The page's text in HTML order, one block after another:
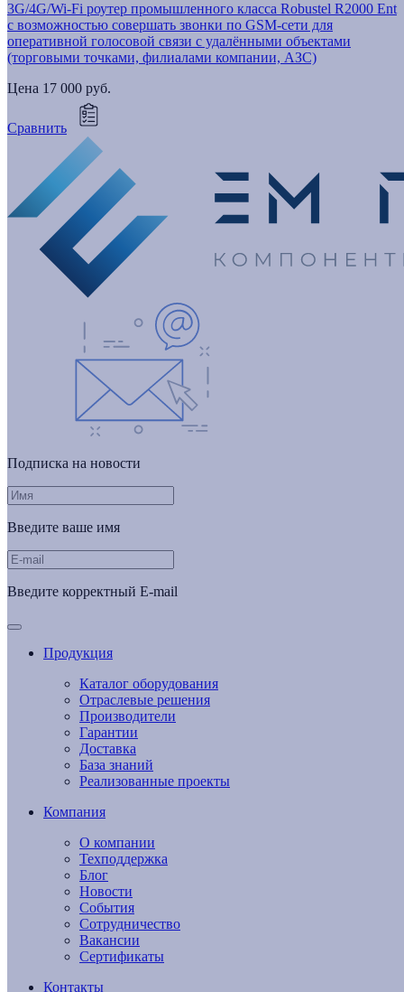
3G/4G/Wi-Fi роутер промышленного класса Robustel R2000 Ent
с возможностью совершать звонки по GSM-сети для
оперативной голосовой связи с удалёнными объектами
(торговыми точками, филиалами компании, АЗС)
Цена 17 000 руб.
Сравнить
Подписка на новости
Введите ваше имя
Введите корректный E-mail
Продукция
Каталог оборудования
Отраслевые решения
Производители
Гарантии
Доставка
База знаний
Реализованные проекты
Компания
О компании
Техподдержка
Блог
Новости
События
Сотрудничество
Вакансии
Сертификаты
Контакты